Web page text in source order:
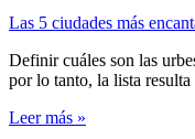
Las 5 ciudades más
Definir cuáles son las
por lo tanto, la lista
Leer más »